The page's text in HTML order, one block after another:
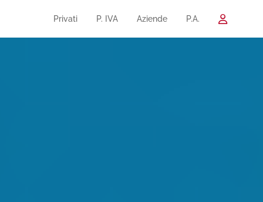
Privati P. IVA Aziende P.A.